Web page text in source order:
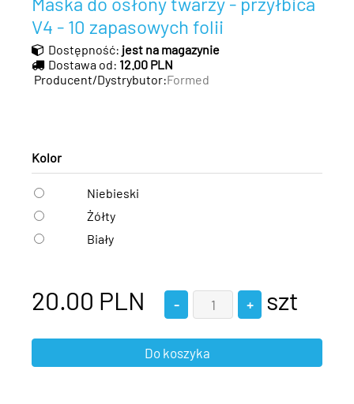
V4 - 10 zapasowych folii
Dostępność: jest na magazynie
Dostawa od: 12.00 PLN
Producent/Dystrybutor:Formed
Kolor
Niebieski
Żółty
Biały
20.00 PLN szt